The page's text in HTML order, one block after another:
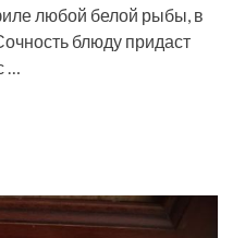
любой белой рыбы, в
блюду придаст
…